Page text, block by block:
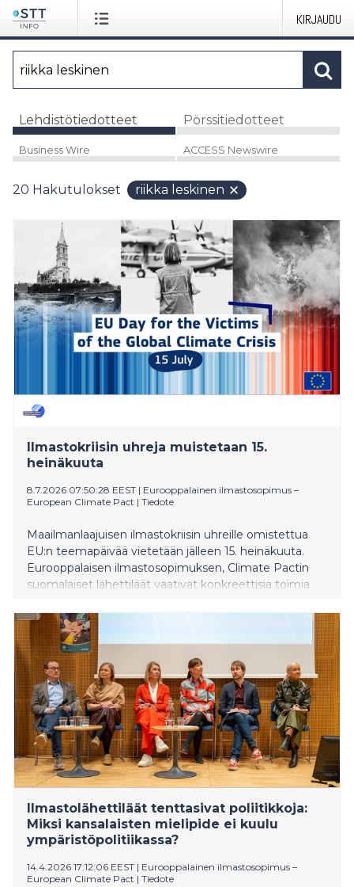
KIRJAUDU
Lehdistötiedotteet Pörssitiedotteet
Business Wire ACCESS Newswire
20 Hakutulokset riikka leskinen
Ilmastokriisin uhreja muistetaan 15.
heinäkuuta
8.7.2026 07:50:28 EEST | Eurooppalainen ilmastosopimus –
European Climate Pact | Tiedote
Maailmanlaajuisen ilmastokriisin uhreille omistettua
EU:n teemapäivää vietetään jälleen 15. heinäkuuta.
Eurooppalaisen ilmastosopimuksen, Climate Pactin
suomalaiset lähettiläät vaativat konkreettisia toimia
ilmiöihin varautumiseksi.
Ilmastolähettiläät tenttasivat poliitikkoja:
Miksi kansalaisten mielipide ei kuulu
ympäristöpolitiikassa?
14.4.2026 17:12:06 EEST | Eurooppalainen ilmastosopimus –
European Climate Pact | Tiedote